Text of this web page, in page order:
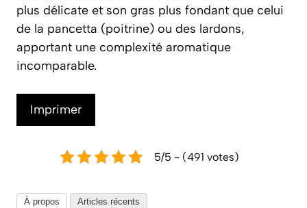
plus délicate et son gras plus fondant que celui
de la pancetta (poitrine) ou des lardons,
apportant une complexité aromatique
incomparable.
Imprimer
5/5 - (491 votes)
À propos Articles récents